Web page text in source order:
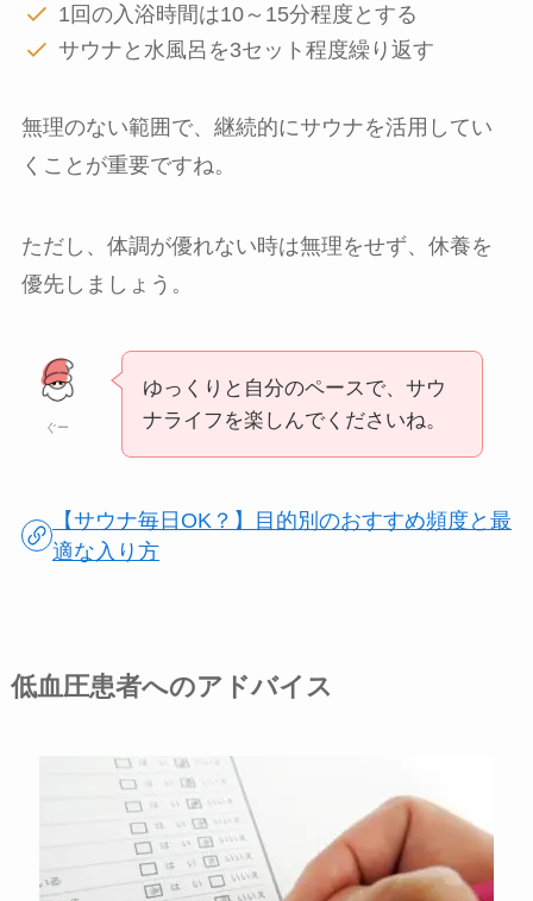
1回の入浴時間は10～15分程度とする
サウナと水風呂を3セット程度繰り返す
無理のない範囲で、継続的にサウナを活用してい
くことが重要ですね。
ただし、体調が優れない時は無理をせず、休養を
優先しましょう。
ぐー
ゆっくりと自分のペースで、サウ
ナライフを楽しんでくださいね。
【サウナ毎日OK？】目的別のおすすめ頻度と最
適な入り方
低血圧患者へのアドバイス